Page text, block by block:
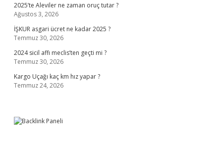
2025’te Aleviler ne zaman oruç tutar ?
Ağustos 3, 2026
İŞKUR asgari ücret ne kadar 2025 ?
Temmuz 30, 2026
2024 sicil affı meclis’ten geçti mi ?
Temmuz 30, 2026
Kargo Uçağı kaç km hız yapar ?
Temmuz 24, 2026